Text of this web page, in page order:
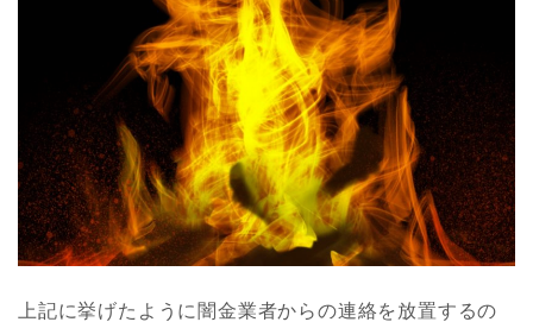
上記に挙げたように闇金業者からの連絡を放置するの